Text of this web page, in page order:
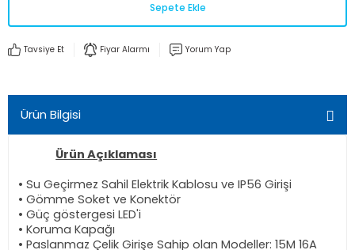
Sepete Ekle
Tavsiye Et Fiyar Alarmı Yorum Yap
Ürün Bilgisi
Ürün Açıklaması
• Su Geçirmez Sahil Elektrik Kablosu ve IP56 Girişi
• Gömme Soket ve Konektör
• Güç göstergesi LED'i
• Koruma Kapağı
• Paslanmaz Çelik Girişe Sahip olan Modeller: 15M 16A